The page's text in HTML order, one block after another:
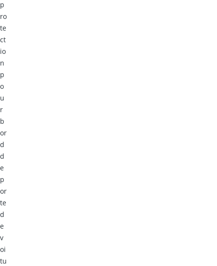
p
ro
te
ct
io
n
p
o
u
r
b
or
d
d
e
p
or
te
d
e
v
oi
tu